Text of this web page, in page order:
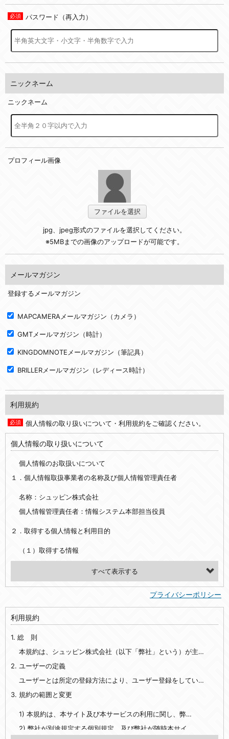
パスワード（再入力）
ニックネーム
ニックネーム
プロフィール画像
ファイルを選択
jpg、jpeg形式のファイルを選択してください。
※5MBまでの画像のアップロードが可能です。
メールマガジン
登録するメールマガジン
MAPCAMERAメールマガジン（カメラ）
GMTメールマガジン（時計）
KINGDOMNOTEメールマガジン（筆記具）
BRILLERメールマガジン（レディース時計）
利用規約
個人情報の取り扱いについて・利用規約をご確認ください。
個人情報の取り扱いについて
個人情報のお取扱いについて
１．個人情報取扱事業者の名称及び個人情報管理責任者
名称：シュッピン株式会社
個人情報管理責任者：情報システム本部担当役員
２．取得する個人情報と利用目的
（１）取得する情報
【シュッピン会員共通でご登録いただく情報】
・必須登録：氏名、生年月日、性別、住所、電話番号、メールアドレス、パスワード
・任意登録：ニックネーム、プロフィール画像、希望するメールマガジンの種類
【当社サービスをご利用時に当社が取得またはご提供いただく情報】
・法律上の要請等により、本人確認を行うための本人確認書類（運転免許証、健康保険証、住民票の写し等）、および当該書類に含まれる情報
・当社サービスのご利用履歴
・当社ウェブサイト・サービス内のクッキー情報
【外部サービスアカウントを利用される場合】
会員登録時にソーシャルネットワーキングサービス等の外部サービスとの連携を許可した場合には、その許可の際にご同意いただいた内容に基づき、当該外部サービスでユーザーが利用するIDおよび当該外部サービスのプライバシー設定によりお客様が当社に開示を認めた情報について取得いたします
プライバシーポリシー
利用規約
1. 総 則
本規約は、シュッピン株式会社（以下「弊社」という）が主催・運営するインターネット上のWebサイト『mapcamera.com』（以下「本サイト」という）及び本サイトを通じて提供されるサービス（以下「本サービス」といいます）をご利用いただく際の、ユーザーと弊社間の一切の関係に適用されます。
2. ユーザーの定義
ユーザーとは所定の登録方法により、ユーザー登録をしていただいた方をいいます。
3. 規約の範囲と変更
1) 本規約は、本サイト及び本サービスの利用に関し、弊社及び全てのユーザーに適用されます。>